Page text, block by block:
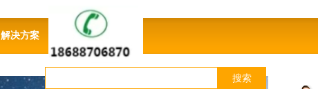
搜索
解决方案 联系我们